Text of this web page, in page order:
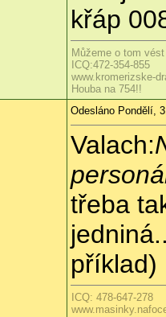
křáp
Můžeme o tom
ICQ:472-354-855
www.kromerizske-
Houba na 754!!
Odesláno Pondělí,
Valach:
třeba
příklad)
ICQ: 478-647-278